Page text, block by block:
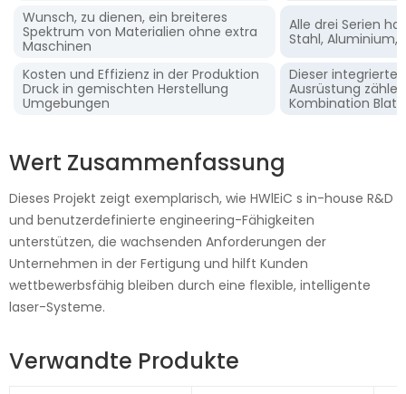
Wunsch, zu dienen, ein breiteres
Spektrum von Materialien ohne extra
Maschinen
Alle drei Serien
Stahl,
Kosten und Effizienz in der Produktion
Druck in gemischten Herstellung
Umgebungen
Dieser integrierte
Ausrüstung
Kombination Blatt
Wert Zusammenfassung
Dieses Projekt zeigt exemplarisch, wie HWlEiC s in-house R&D
und benutzerdefinierte engineering-Fähigkeiten
unterstützen, die wachsenden Anforderungen der
Unternehmen in der Fertigung und hilft Kunden
wettbewerbsfähig bleiben durch eine flexible, intelligente
laser-Systeme.
Verwandte Produkte